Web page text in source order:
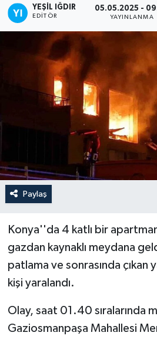
YEŞIL IĞDIR
EDITÖR
05.05.2025 -
YAYINLANMA
Paylaş
Konya''da 4 katlı bir
gazdan kaynaklı meydana
patlama ve sonrasında çıkan
kişi yaralandı.
Olay, saat 01.40 sıralarında
Gaziosmanpaşa Mahallesi